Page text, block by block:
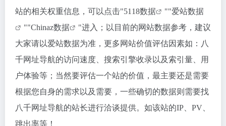
站的相关权重信息，可以点击"5118数据 ""爱站数据
""Chinaz数据
"进入；以目前的网站数据参考，建议
大家请以爱站数据为准，更多网站价值评估因素如：八
千网址导航的访问速度、搜索引擎收录以及索引量、用
户体验等；当然要评估一个站的价值，最主要还是需要
根据您自身的需求以及需要，一些确切的数据则需要找
八千网址导航的站长进行洽谈提供。如该站的IP、PV、
跳出率等！